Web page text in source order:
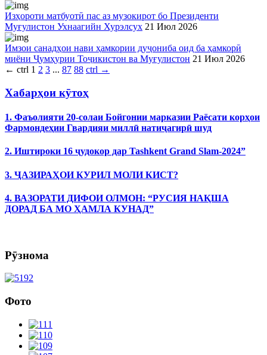
Изҳороти матбуотӣ пас аз музокирот бо Президенти
Муғулистон Ухнаагийн Хурэлсух 21 Июл 2026
Имзои санадҳои нави ҳамкории дуҷониба оид ба ҳамкорӣ
миёни Ҷумҳурии Тоҷикистон ва Муғулистон 21 Июл 2026
← ctrl 1 2 3 ... 87 88 ctrl →
Хабарҳои кӯтоҳ
1. Фаъолияти 20-солаи Бойгонии марказии Раёсати корҳои
Фармондеҳии Гвардияи миллӣ натиҷагирӣ шуд
2. Иштироки 16 ҷудокор дар Tashkent Grand Slam-2024”
3. ҶАЗИРАҲОИ КУРИЛ МОЛИ КИСТ?
4. ВАЗОРАТИ ДИФОИ ОЛМОН: “РУСИЯ НАҚША
ДОРАД БА МО ҲАМЛА КУНАД”
Рӯзнома
Фото